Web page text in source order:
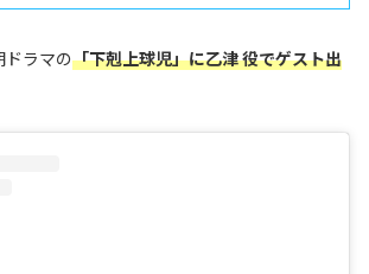
ドラマの「下剋上球児」に乙津 役でゲスト出